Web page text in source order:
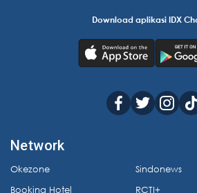
Download aplikasi IDX
Network
Okezone
Booking Hotel
Sindonews
RCTI+